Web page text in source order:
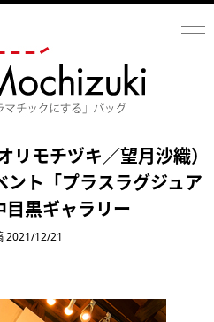
モチヅキ／望月沙織）
ント「プラスラグジュア
目黒ギャラリー
2021/12/21